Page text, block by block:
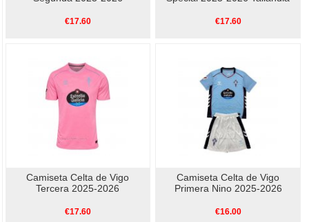
€17.60 €17.60
Camiseta Celta de Vigo
Tercera 2025-2026
€17.60
Camiseta Celta de Vigo
Primera Nino 2025-2026
€16.00